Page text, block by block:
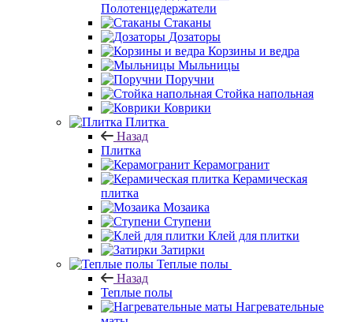
Полотенцедержатели
Стаканы
Дозаторы
Корзины и ведра
Мыльницы
Поручни
Стойка напольная
Коврики
Плитка
Назад
Плитка
Керамогранит
Керамическая
плитка
Мозаика
Ступени
Клей для плитки
Затирки
Теплые полы
Назад
Теплые полы
Нагревательные